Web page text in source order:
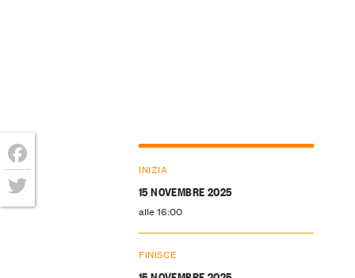
INIZIA
15 NOVEMBRE 2025
alle 16:00
FINISCE
Facebook
Twitter